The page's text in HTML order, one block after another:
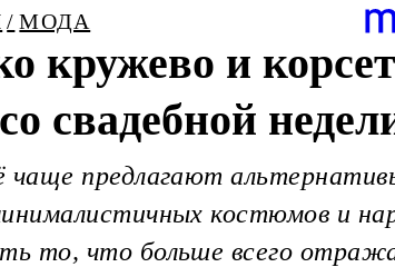
МОДА
кружево и
свадебной
чаще предлагают
костюмов и
то, что больше всего